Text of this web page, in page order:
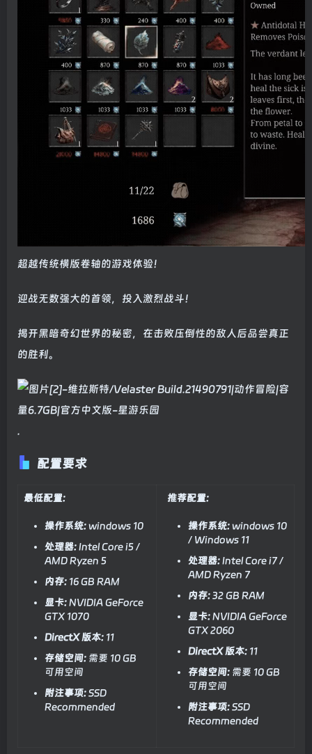
超越传统横版卷轴的游戏体验！
迎战无数强大的首领，投入激烈战斗！
揭开黑暗奇幻世界的秘密，在击败压倒性的敌人后品尝真正
的胜利。
.
配置要求
最低配置:
操作系统:windows 10
处理器:Intel Core i5 /
AMD Ryzen 5
内存: 16 GB RAM
显卡:NVIDIA GeForce
GTX 1070
DirectX 版本: 11
存储空间: 需要 10 GB
可用空间
附注事项: SSD
Recommended
推荐配置:
操作系统:windows 10
/ Windows 11
处理器:Intel Core i7 /
AMD Ryzen 7
内存: 32 GB RAM
显卡:NVIDIA GeForce
GTX 2060
DirectX 版本: 11
存储空间: 需要 10 GB
可用空间
附注事项: SSD
Recommended